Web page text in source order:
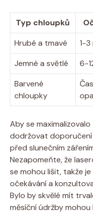
Typ chloupků
Hrubé a tmavé
1-
Jemné a světlé
6-
Barvené
chloupky
Aby se
dodržovat
před slunečním
Nezapomeňte, že
se mohou lišit, takže
očekávání a
Bylo by skvělé mít
měsíční údržby